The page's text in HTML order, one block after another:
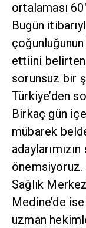
ortalaması
Bugün
ettiini
sorunsuz bir
Türkiye’den
Birkaç gün
mübarek
önemsiyoruz.
Sağlık
Medine’de ise
uzman